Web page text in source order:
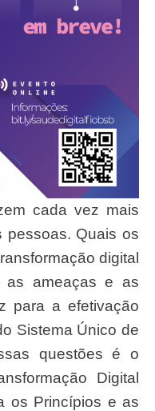
pessoas. Quais os
digital
as ameaças e as
para a efetivação
Sistema Único de
questões é o
Digital
os Princípios e as